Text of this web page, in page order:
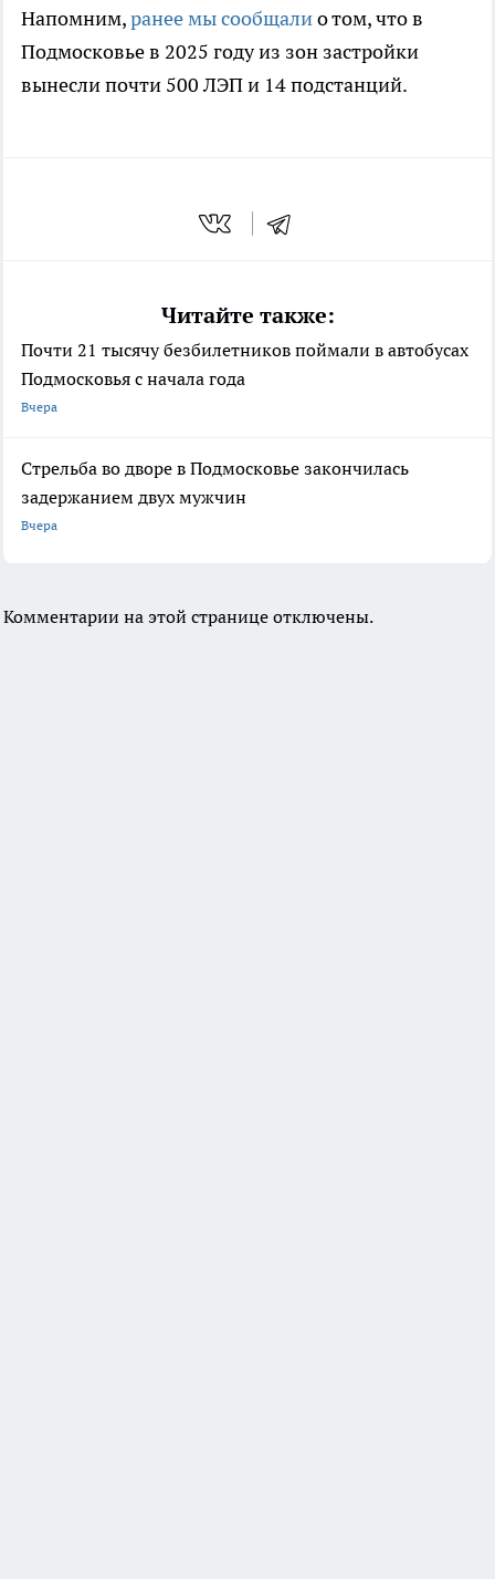
Напомним,ранее мы сообщалио том, что в
Подмосковье в 2025 году из зон застройки
вынесли почти 500 ЛЭП и 14 подстанций.
Читайте также:
Почти 21 тысячу безбилетников поймали в автобусах
Подмосковья с начала года
Вчера
Стрельба во дворе в Подмосковье закончилась
задержанием двух мужчин
Вчера
Комментарии на этой странице отключены.